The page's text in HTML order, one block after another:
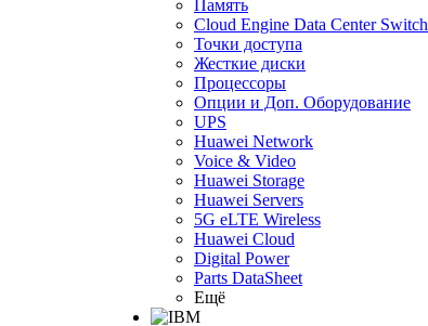
Память
Cloud Engine Data Center Switch
Точки доступа
Жесткие диски
Процессоры
Опции и Доп. Оборудование
UPS
Huawei Network
Voice & Video
Huawei Storage
Huawei Servers
5G eLTE Wireless
Huawei Cloud
Digital Power
Parts DataSheet
Ещё